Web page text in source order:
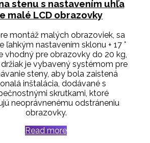
stenu s nastavením uhľa
malé LCD obrazovky
montáž malých obrazoviek, sa
ľahkým nastavením sklonu + 17 °
vhodný pre obrazovky do 20 kg,
je vybavený systémom pre
steny, aby bola zaistená
inštalácia, dodávané s
skrutkami, ktoré
neoprávnenému odstráneniu
obrazovky.
Read more